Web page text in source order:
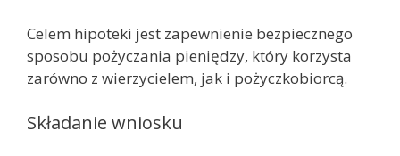
Celem hipoteki jest zapewnienie bezpiecznego
sposobu pożyczania pieniędzy, który korzysta
zarówno z wierzycielem, jak i pożyczkobiorcą.
Składanie wniosku